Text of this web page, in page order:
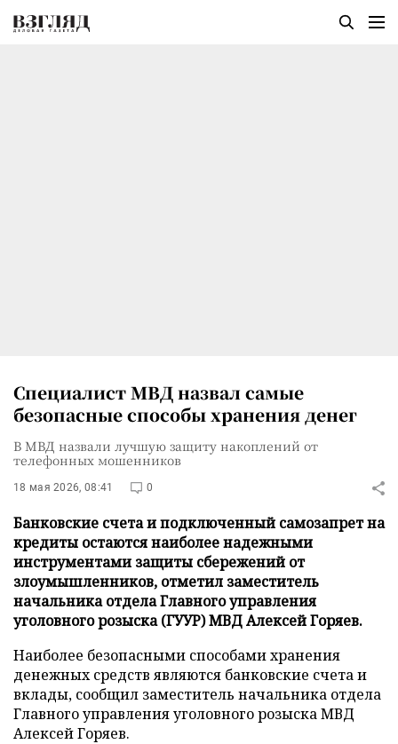
Специалист МВД назвал самые
безопасные способы хранения денег
В МВД назвали лучшую защиту накоплений от
телефонных мошенников
18 мая 2026, 08:41 0
Банковские счета и подключенный самозапрет на
кредиты остаются наиболее надежными
инструментами защиты сбережений от
злоумышленников, отметил заместитель
начальника отдела Главного управления
уголовного розыска (ГУУР) МВД Алексей Горяев.
Наиболее безопасными способами хранения
денежных средств являются банковские счета и
вклады, сообщил заместитель начальника отдела
Главного управления уголовного розыска МВД
Алексей Горяев.